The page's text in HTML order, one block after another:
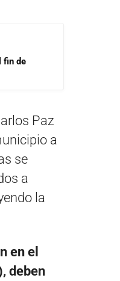
fin de
Paz
a
se
a
la
en el
deben